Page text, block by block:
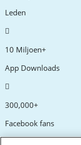
Leden
10 Miljoen+
App Downloads
300,000+
Facebook fans